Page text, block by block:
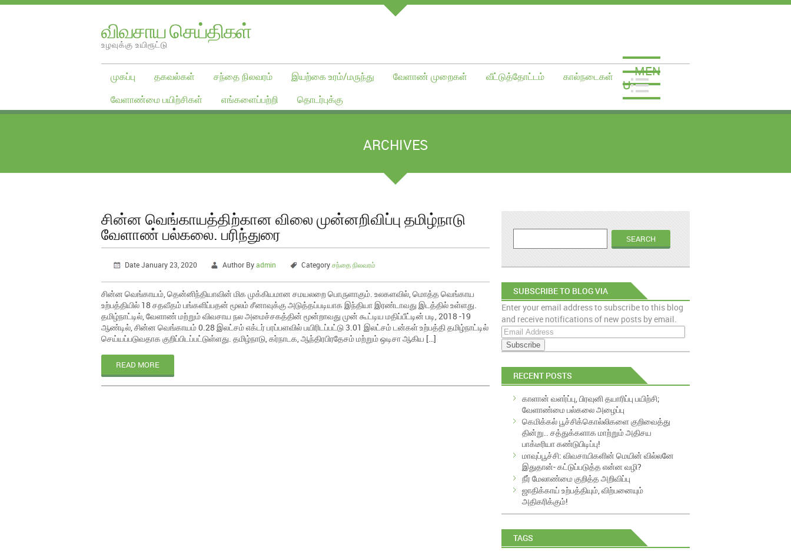
விவசாய செய்திகள்
உழவுக்கு உயிரூட்டு
முகப்பு தகவல்கள் சந்தை நிலவரம் இயற்கை உரம்/மருந்து வேளாண் முறைகள் வீட்டுத்தோட்டம்
கால்நடைகள்
வேளாண்மை பயிற்சிகள்
எங்களைப்பற்றி தொடர்புக்கு
MEN
U
ARCHIVES
சின்ன வெங்காயத்திற்கான விலை முன்னறிவிப்பு தமிழ்நாடு
வேளாண் பல்கலை. பரிந்துரை
Date January 23, 2020 Author Byadmin Categoryசந்தை நிலவரம்
சின்ன வெங்காயம், தென்னிந்தியாவின் மிக முக்கியமான சமயலறை பொருளாகும். உலகளவில், மொத்த வெங்காய
உற்பத்தியில் 18 சதவீதம் பங்களிப்பதன் மூலம் சீனாவுக்கு அடுத்தப்படியாக இந்தியா இரண்டாவது இடத்தில் உள்ளது.
தமிழ்நாட்டில், வேளாண் மற்றும் விவசாய நல அமைச்சகத்தின் மூன்றாவது முன் கூட்டிய மதிப்பீட்டின் படி, 2018 -19
ஆண்டில், சின்ன வெங்காயம் 0.28 இலட்சம் எக்டர் பரப்பளவில் பயிரிடப்பட்டு 3.01 இலட்சம் டன்கள் உற்பத்தி தமிழ்நாட்டில்
செய்யப்படுவதாக குறிப்பிடப்பட்டுள்ளது. தமிழ்நாடு, கர்நாடக, ஆந்திரபிரதேசம் மற்றும் ஒடிசா ஆகிய […]
READ MORE
SUBSCRIBE TO BLOG VIA
EMAIL
Enter your email address to subscribe to this blog
and receive notifications of new posts by email.
E
m
a
i
A
RECENT POSTS
காளான் வளர்ப்பு, பிரவுனி தயாரிப்பு பயிற்சி;
வேளாண்மை பல்கலை அழைப்பு
கெமிக்கல் பூச்சிக்கொல்லிகளை குறிவைத்து
தின்று.. சத்துக்களாக மாற்றும் அதிசய
பாக்டீரியா கண்டுபிடிப்பு!
மாவுப்பூச்சி: விவசாயிகளின் மெயின் வில்லனே
இதுதான்- கட்டுப்படுத்த என்ன வழி?
நீர் மேலாண்மை குறித்த அறிவிப்பு
ஜாதிக்காய் உற்பத்தியும், விற்பனையும்
அதிகரிக்கும்!
TAGS